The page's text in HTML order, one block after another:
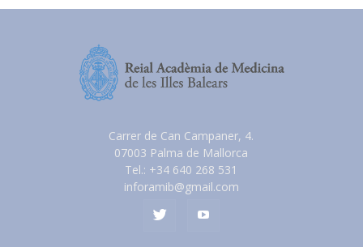
Carrer de Can Campaner, 4.
07003 Palma de Mallorca
Tel.: +34 640 268 531
inforamib@gmail.com